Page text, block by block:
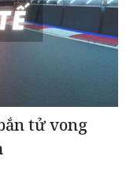
tử vong
thịt chó để